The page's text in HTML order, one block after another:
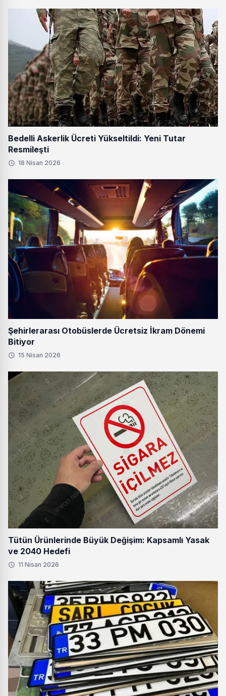
Bedelli Askerlik Ücreti Yükseltildi: Yeni Tutar
Resmileşti
18 Nisan 2026
Şehirlerarası Otobüslerde Ücretsiz İkram Dönemi
Bitiyor
15 Nisan 2026
Tütün Ürünlerinde Büyük Değişim: Kapsamlı Yasak
ve 2040 Hedefi
11 Nisan 2026